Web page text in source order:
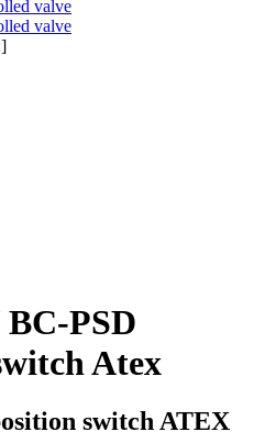
valve
valve
PSD
Atex
switch ATEX